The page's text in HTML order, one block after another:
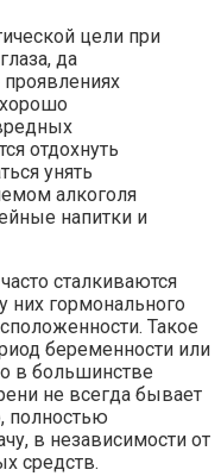
цели при
да
отдохнуть
унять
алкоголя
напитки и
сталкиваются
гормонального
Такое
беременности или
в большинстве
не всегда бывает
полностью
в независимости от
средств.